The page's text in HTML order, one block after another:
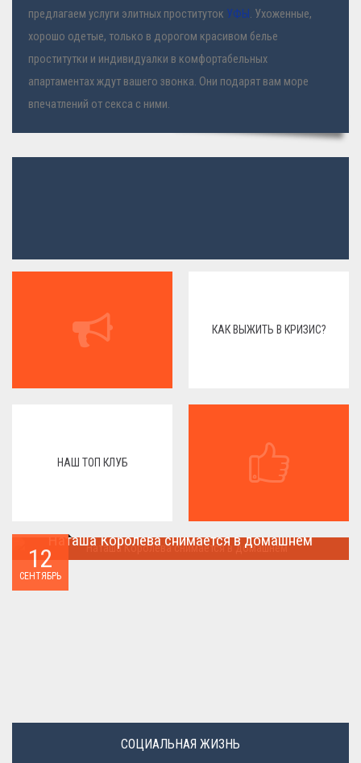
предлагаем услуги элитных проституток УФЫ . Ухоженные,
хорошо одетые, только в дорогом красивом белье
проститутки и индивидуалки в комфортабельных
апартаментах ждут вашего звонка. Они подарят вам море
впечатлений от секса с ними.
КАК ВЫЖИТЬ В КРИЗИС?
НАШ ТОП КЛУБ
12
СЕНТЯБРЬ
Наташа Королева снимается в домашнем
СОЦИАЛЬНАЯ ЖИЗНЬ